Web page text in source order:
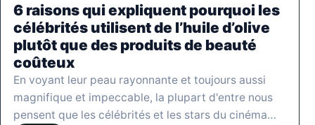
6 raisons qui expliquent pourquoi les
célébrités utilisent de l’huile d’olive
plutôt que des produits de beauté
coûteux
En voyant leur peau rayonnante et toujours aussi
magnifique et impeccable, la plupart d'entre nous
pensent que les célébrités et les stars du cinéma…